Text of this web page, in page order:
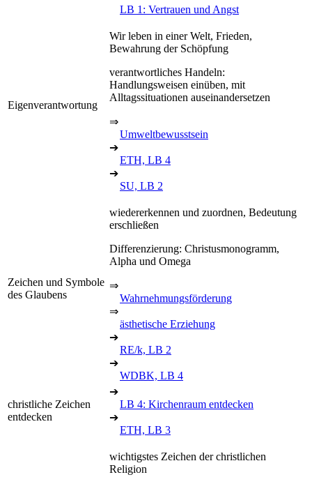
LB 1: Vertrauen und Angst
Eigenverantwortung
Wir leben in einer Welt, Frieden,
Bewahrung der Schöpfung
verantwortliches Handeln:
Handlungsweisen einüben, mit
Alltagssituationen auseinandersetzen
⇒
Umweltbewusstsein
➔
ETH, LB 4
➔
SU, LB 2
Zeichen und Symbole
des Glaubens
wiedererkennen und zuordnen, Bedeutung
erschließen
Differenzierung: Christusmonogramm,
Alpha und Omega
⇒
Wahrnehmungsförderung
⇒
ästhetische Erziehung
➔
RE/k, LB 2
➔
WDBK, LB 4
christliche Zeichen
entdecken
➔
LB 4: Kirchenraum entdecken
➔
ETH, LB 3
wichtigstes Zeichen der christlichen
Religion